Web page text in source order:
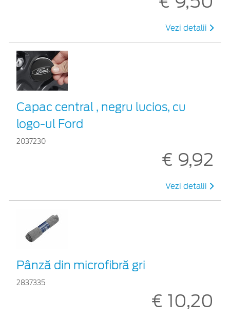
Vezi detalii
Capac central , negru lucios, cu
logo-ul Ford
2037230
€ 9,92
Vezi detalii
Pânză din microfibră gri
2837335
€ 10,20